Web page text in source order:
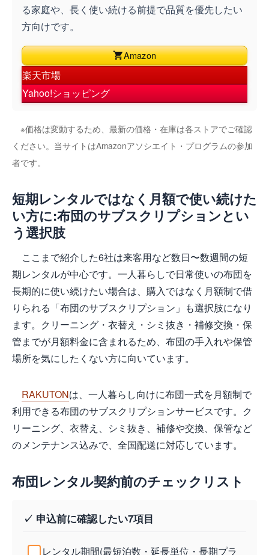
る家庭や、長く使い続ける前提で品質を優先したい
方向けです。
Amazon
楽天市場
Yahoo!ショッピング
※価格は変動するため、最新の価格・在庫は各ストアでご確認
ください。当サイトはAmazonアソシエイト・プログラムの参加
者です。
短期レンタルではなく月額で使い続けた
い方に:布団のサブスクリプションとい
う選択肢
ここまで紹介した6社は来客用など数日〜数週間の短
期レンタルが中心です。一人暮らしで日常使いの布団を
長期的に使い続けたい場合は、購入ではなく月額制で借
りられる「布団のサブスクリプション」も選択肢になり
ます。クリーニング・衣替え・シミ抜き・補修交換・保
管までが月額料金に含まれるため、布団の手入れや保管
場所を気にしたくない方に向いています。
RAKUTONは、一人暮らし向けに布団一式を月額制で
利用できる布団のサブスクリプションサービスです。ク
リーニング、衣替え、シミ抜き、補修や交換、保管など
のメンテナンス込みで、全国配送に対応しています。
布団レンタル契約前のチェックリスト
✓ 申込前に確認したい7項目
レンタル期間(最短泊数・延長単位・長期プラ